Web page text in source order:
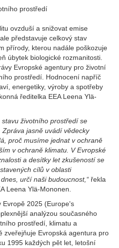
prostředí
ovzduší a snižovat emise
představuje celkový stav
přírody, kterou nadále poškozuje
úbytek biologické rozmanitosti.
Evropské agentury pro životní
prostředí. Hodnocení napříč
energetiky, výroby a spotřeby
ředitelka EEA Leena Ylä-
stavu životního prostředí se
jasně uvádí vědecky
proč musíme jednat v ochraně
v ochraně klimatu. V Evropské
a desítky let zkušeností se
cílů v oblasti
určí naši budoucnost,“ řekla
Leena Ylä-Mononen.
2025 (Europe's
analýzou současného
prostředí, klimatu a
zveřejňuje Evropská agentura pro
1995 každých pět let, letošní